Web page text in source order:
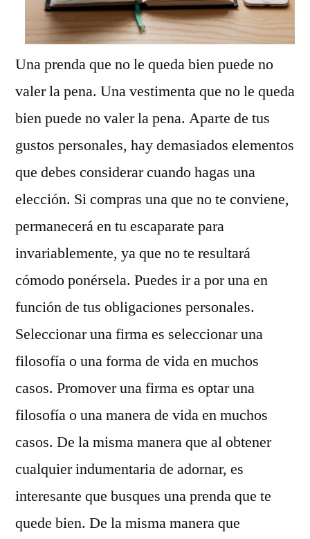
Una prenda que no le queda bien puede no
valer la pena. Una vestimenta que no le queda
bien puede no valer la pena. Aparte de tus
gustos personales, hay demasiados elementos
que debes considerar cuando hagas una
elección. Si compras una que no te conviene,
permanecerá en tu escaparate para
invariablemente, ya que no te resultará
cómodo ponérsela. Puedes ir a por una en
función de tus obligaciones personales.
Seleccionar una firma es seleccionar una
filosofía o una forma de vida en muchos
casos. Promover una firma es optar una
filosofía o una manera de vida en muchos
casos. De la misma manera que al obtener
cualquier indumentaria de adornar, es
interesante que busques una prenda que te
quede bien. De la misma manera que